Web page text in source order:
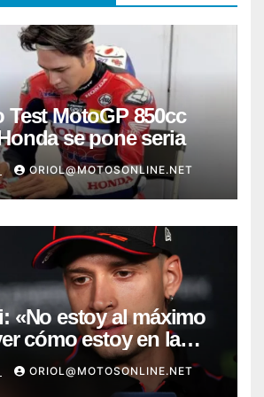
Test MotoGP 850cc
se pone seria
ORIOL@MOTOSONLINE.NET
«No estoy al máximo
cómo estoy en la
Aragón será una
ORIOL@MOTOSONLINE.NET